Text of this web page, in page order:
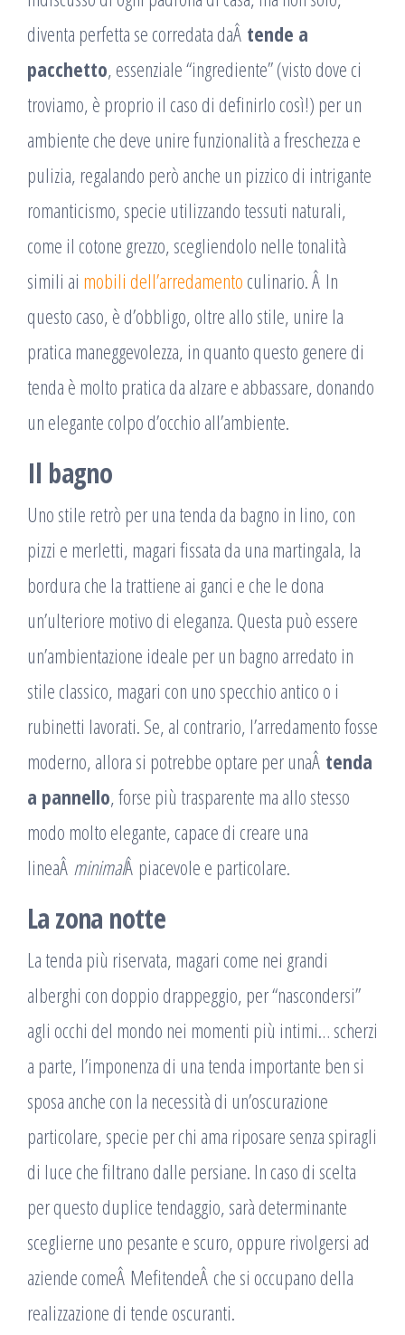
diventa perfetta se corredata daÂ tende a
pacchetto, essenziale “ingrediente” (visto dove ci
troviamo, è proprio il caso di definirlo così!) per un
ambiente che deve unire funzionalità a freschezza e
pulizia, regalando però anche un pizzico di intrigante
romanticismo, specie utilizzando tessuti naturali,
come il cotone grezzo, scegliendolo nelle tonalità
simili ai mobili dell’arredamento culinario. Â In
questo caso, è d’obbligo, oltre allo stile, unire la
pratica maneggevolezza, in quanto questo genere di
tenda è molto pratica da alzare e abbassare, donando
un elegante colpo d’occhio all’ambiente.
Il bagno
Uno stile retrò per una tenda da bagno in lino, con
pizzi e merletti, magari fissata da una martingala, la
bordura che la trattiene ai ganci e che le dona
un’ulteriore motivo di eleganza. Questa può essere
un’ambientazione ideale per un bagno arredato in
stile classico, magari con uno specchio antico o i
rubinetti lavorati. Se, al contrario, l’arredamento fosse
moderno, allora si potrebbe optare per unaÂ tenda
a pannello, forse più trasparente ma allo stesso
modo molto elegante, capace di creare una
lineaÂ minimalÂ piacevole e particolare.
La zona notte
La tenda più riservata, magari come nei grandi
alberghi con doppio drappeggio, per “nascondersi”
agli occhi del mondo nei momenti più intimi… scherzi
a parte, l’imponenza di una tenda importante ben si
sposa anche con la necessità di un’oscurazione
particolare, specie per chi ama riposare senza spiragli
di luce che filtrano dalle persiane. In caso di scelta
per questo duplice tendaggio, sarà determinante
sceglierne uno pesante e scuro, oppure rivolgersi ad
aziende comeÂ MefitendeÂ che si occupano della
realizzazione di tende oscuranti.